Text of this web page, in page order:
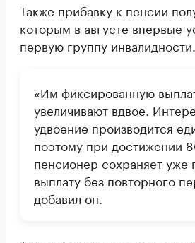
Также прибавку к пенсии
которым в августе впервые
первую группу инвалидности.
«Им фиксированную
увеличивают вдвое.
удвоение производится
поэтому при достижении
пенсионер сохраняет
выплату без повторного
добавил он.